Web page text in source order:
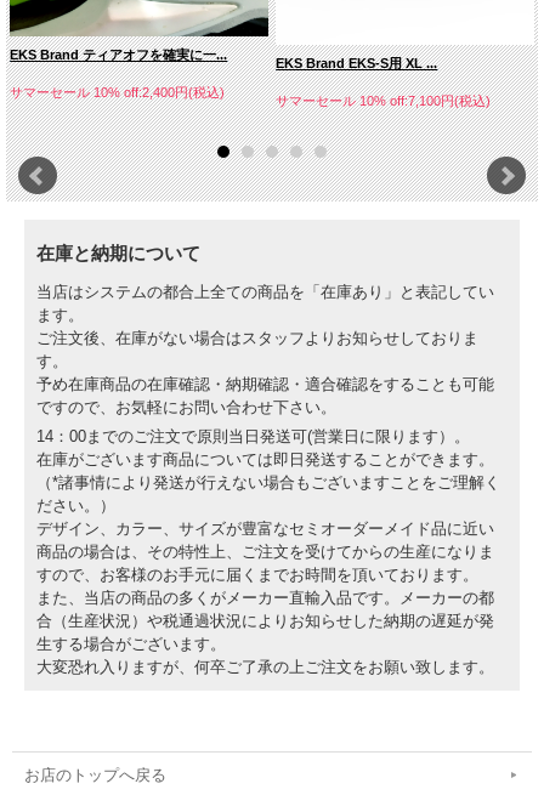
EKS Brand ティアオフを確実に一...
サマーセール 10% off:2,400円(税込)
EKS Brand EKS-S用 XL ...
サマーセール 10% off:7,100円(税込)
在庫と納期について
当店はシステムの都合上全ての商品を「在庫あり」と表記してい
ます。
ご注文後、在庫がない場合はスタッフよりお知らせしておりま
す。
予め在庫商品の在庫確認・納期確認・適合確認をすることも可能
ですので、お気軽にお問い合わせ下さい。
14：00までのご注文で原則当日発送可(営業日に限ります）。
在庫がございます商品については即日発送することができます。
（*諸事情により発送が行えない場合もございますことをご理解く
ださい。）
デザイン、カラー、サイズが豊富なセミオーダーメイド品に近い
商品の場合は、その特性上、ご注文を受けてからの生産になりま
すので、お客様のお手元に届くまでお時間を頂いております。
また、当店の商品の多くがメーカー直輸入品です。メーカーの都
合（生産状況）や税通過状況によりお知らせした納期の遅延が発
生する場合がございます。
大変恐れ入りますが、何卒ご了承の上ご注文をお願い致します。
お店のトップへ戻る